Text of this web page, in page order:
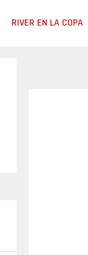
RIVER EN LA COPA